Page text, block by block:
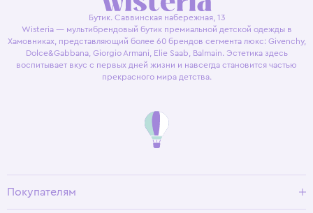
Бутик. Саввинская набережная, 13
Wisteria — мультибрендовый бутик премиальной детской одежды в
Хамовниках, представляющий более 60 брендов сегмента люкс: Givenchy,
Dolce&Gabbana, Giorgio Armani, Elie Saab, Balmain. Эстетика здесь
воспитывает вкус с первых дней жизни и навсегда становится частью
прекрасного мира детства.
Покупателям